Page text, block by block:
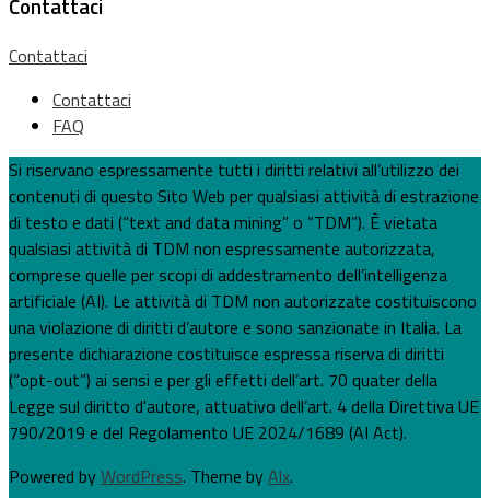
Contattaci
Contattaci
Contattaci
FAQ
Si riservano espressamente tutti i diritti relativi all’utilizzo dei
contenuti di questo Sito Web per qualsiasi attività di estrazione
di testo e dati (“text and data mining” o “TDM”). È vietata
qualsiasi attività di TDM non espressamente autorizzata,
comprese quelle per scopi di addestramento dell’intelligenza
artificiale (AI). Le attività di TDM non autorizzate costituiscono
una violazione di diritti d’autore e sono sanzionate in Italia. La
presente dichiarazione costituisce espressa riserva di diritti
(“opt-out”) ai sensi e per gli effetti dell’art. 70 quater della
Legge sul diritto d'autore, attuativo dell’art. 4 della Direttiva UE
790/2019 e del Regolamento UE 2024/1689 (AI Act).
Powered byWordPress. Theme byAlx.